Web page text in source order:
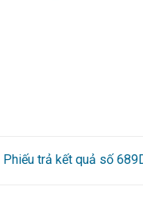
Phiếu trả kết quả số